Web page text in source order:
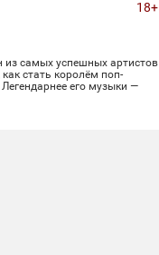
самых успешных артистов
стать королём поп-
его музыки —
кинозал, чтобы заново
18+